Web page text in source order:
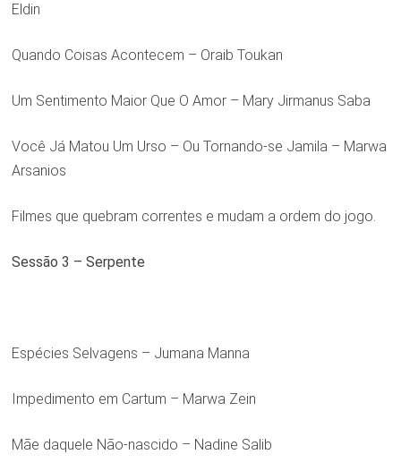
Eldin
Quando Coisas Acontecem – Oraib Toukan
Um Sentimento Maior Que O Amor – Mary Jirmanus Saba
Você Já Matou Um Urso – Ou Tornando-se Jamila – Marwa
Arsanios
Filmes que quebram correntes e mudam a ordem do jogo.
Sessão 3 – Serpente
Espécies Selvagens – Jumana Manna
Impedimento em Cartum – Marwa Zein
Mãe daquele Não-nascido – Nadine Salib